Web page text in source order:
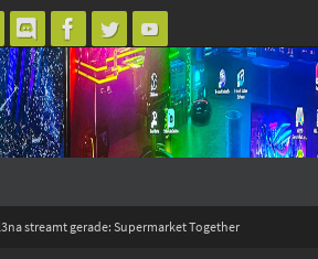
streamt gerade: Supermarket Together